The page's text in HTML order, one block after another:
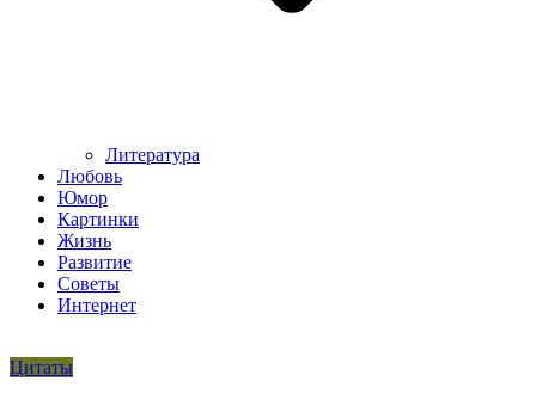
Литература
Любовь
Юмор
Картинки
Жизнь
Развитие
Советы
Интернет
Цитаты